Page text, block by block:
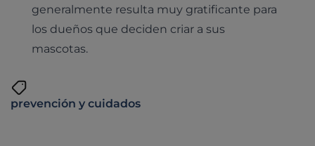
generalmente resulta muy gratificante para
los dueños que deciden criar a sus
mascotas.
prevención y cuidados